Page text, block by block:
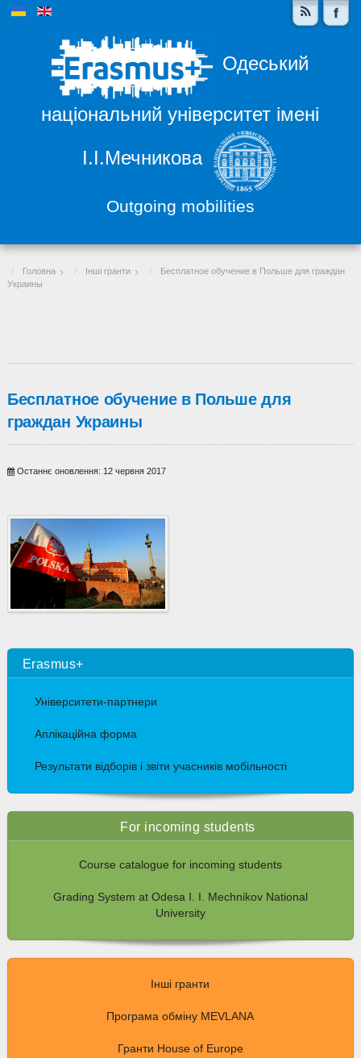
Одеський
національний університет імені
І.І.Мечникова
Outgoing mobilities
Головна Інші гранти
Бесплатное обучение в Польше для граждан
Украины
Бесплатное обучение в Польше для
граждан Украины
Останнє оновлення: 12 червня 2017
Erasmus+
Університети-партнери
Аплікаційна форма
Результати відборів і звіти учасників мобільності
For incoming students
Course catalogue for incoming students
Grading System at Odesa I. I. Mechnikov National
University
Інші гранти
Програма обміну MEVLANA
Гранти House of Europe